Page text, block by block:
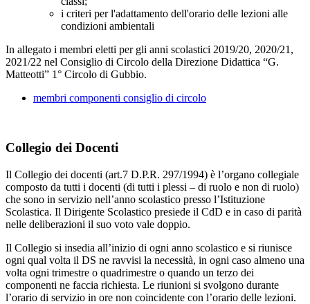
i criteri per l'adattamento dell'orario delle lezioni alle
condizioni ambientali
In allegato i membri eletti per gli anni scolastici 2019/20, 2020/21,
2021/22 nel Consiglio di Circolo della Direzione Didattica “G.
Matteotti” 1° Circolo di Gubbio.
membri componenti consiglio di circolo
Collegio dei Docenti
Il Collegio dei docenti (art.7 D.P.R. 297/1994) è l’organo collegiale
composto da tutti i docenti (di tutti i plessi – di ruolo e non di ruolo)
che sono in servizio nell’anno scolastico presso l’Istituzione
Scolastica. Il Dirigente Scolastico presiede il CdD e in caso di parità
nelle deliberazioni il suo voto vale doppio.
Il Collegio si insedia all’inizio di ogni anno scolastico e si riunisce
ogni qual volta il DS ne ravvisi la necessità, in ogni caso almeno una
volta ogni trimestre o quadrimestre o quando un terzo dei
componenti ne faccia richiesta. Le riunioni si svolgono durante
l’orario di servizio in ore non coincidente con l’orario delle lezioni.